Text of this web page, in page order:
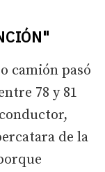
camión pasó
78 y 81
de la